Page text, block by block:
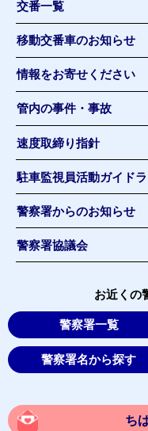
交番一覧
移動交番車のお知らせ
情報をお寄せください
管内の事件・事故
速度取締り指針
駐車監視員活動ガイド
警察署からのお知らせ
警察署協議会
お近くの
警察署一覧
警察署名から探す
ち